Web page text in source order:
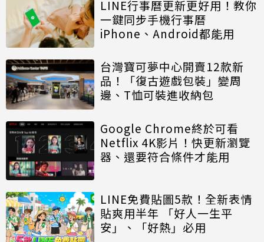
LINE行事曆更新更好用！教你
一鍵同步手機行事曆
iPhone、Android都能用
台灣寶可夢中心開賣12款新
品！「復古遊戲包裝」變周
邊、T恤可裝進收納包
Google Chrome終於可看
Netflix 4K影片！快更新瀏覽
器、還要符合條件才能用
LINE免費貼圖5款！全新表情
貼爽用半年 「好人一生平
安」、「好熱」必用